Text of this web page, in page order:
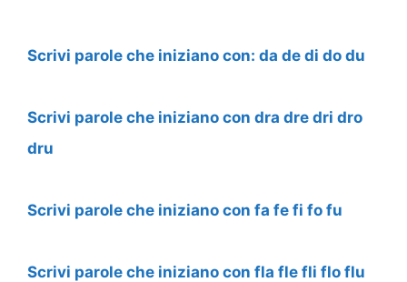
Scrivi parole che iniziano con: da de di do du
Scrivi parole che iniziano con dra dre dri dro
dru
Scrivi parole che iniziano con fa fe fi fo fu
Scrivi parole che iniziano con fla fle fli flo flu